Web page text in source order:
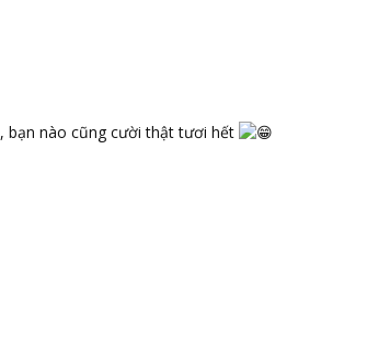
, bạn nào cũng cười thật tươi hết